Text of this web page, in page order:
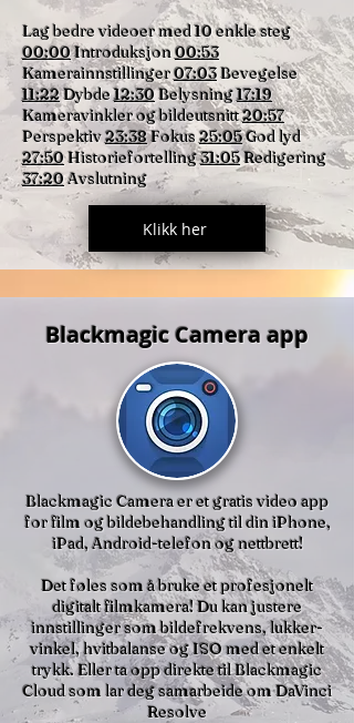
Lag bedre videoer med 10 enkle steg
00:00Introduksjon00:53
Kamerainnstillinger07:03Bevegelse
11:22Dybde12:30Belysning17:19
Kameravinkler og bildeutsnitt20:57
Perspektiv23:38Fokus25:05God lyd
27:50Historiefortelling31:05Redigering
37:20Avslutning
Klikk her
Blackmagic Camera app
Blackmagic Camera er et gratis video app
for film og bildebehandling til din iPhone,
iPad, Android-telefon og nettbrett!
Det føles som å bruke et profesjonelt
digitalt filmkamera! Du kan justere
innstillinger som bildefrekvens, lukker­
vinkel, hvitbalanse og ISO med et enkelt
trykk. Eller ta opp direkte til Blackmagic
Cloud som lar deg samarbeide om DaVinci
Resolve